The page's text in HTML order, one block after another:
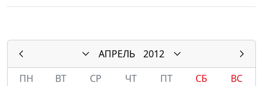
АПРЕЛЬ
2012
ПН
ВТ СР ЧТ ПТ СБ
ВС